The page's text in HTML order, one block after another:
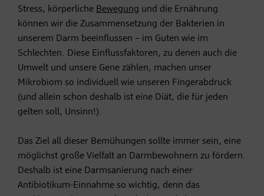
Stress, körperliche Bewegung und die Ernährung
können wir die Zusammensetzung der Bakterien in
unserem Darm beeinflussen – im Guten wie im
Schlechten. Diese Einflussfaktoren, zu denen auch die
Umwelt und unsere Gene zählen, machen unser
Mikrobiom so individuell wie unseren Fingerabdruck
(und allein schon deshalb ist eine Diät, die für jeden
gelten soll, Unsinn!).
Das Ziel all dieser Bemühungen sollte immer sein, eine
möglichst große Vielfalt an Darmbewohnern zu fördern.
Deshalb ist eine Darmsanierung nach einer
Antibiotikum-Einnahme so wichtig, denn das